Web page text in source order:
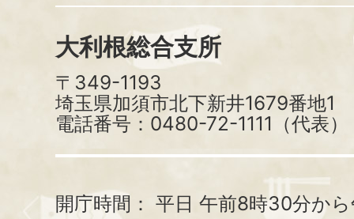
大利根総合支所
〒349-1193
埼玉県加須市北下新井1679番地1
電話番号：0480-72-1111（代表）
開庁時間： 平日 午前8時30分か